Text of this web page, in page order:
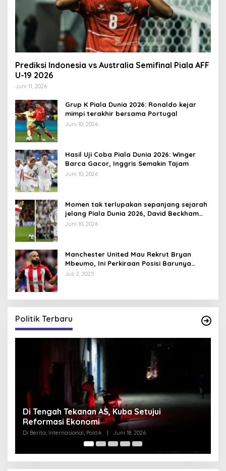
Prediksi Indonesia vs Australia Semifinal Piala AFF
U-19 2026
Juni 11, 2026
Grup K Piala Dunia 2026: Ronaldo kejar
mimpi terakhir bersama Portugal
Juni 10, 2026
Hasil Uji Coba Piala Dunia 2026: Winger
Barca Gacor, Inggris Semakin Tajam
Juni 10, 2026
Momen tak terlupakan sepanjang sejarah
jelang Piala Dunia 2026, David Beckham
pernah dapat kartu merah
Juni 10, 2026
Manchester United Mau Rekrut Bryan
Mbeumo, Ini Perkiraan Posisi Barunya
dalam Skema Ruben Amorim
Juli 2, 2025
Politik Terbaru
Pentagon Hapus Kata ‘Indo’ dari
Indo-Pasifik, Mengapa?
Di Berita, Internasional, Politik |